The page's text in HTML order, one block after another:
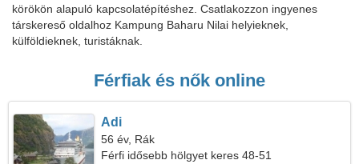
körökön alapuló kapcsolatépítéshez. Csatlakozzon ingyenes
társkereső oldalhoz Kampung Baharu Nilai helyieknek,
külföldieknek, turistáknak.
Férfiak és nők online
Adi
56 év, Rák
Férfi idősebb hölgyet keres 48-51